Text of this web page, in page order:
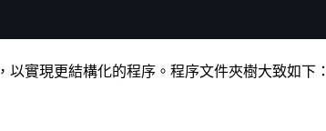
，以實現更結構化的程序。程序文件夾樹大致如下：